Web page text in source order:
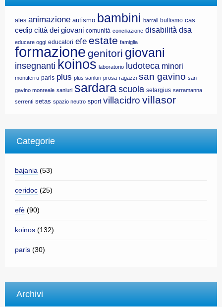
ales animazione autismo bambini barrali bullismo cas
cedip città dei giovani comunità conciliazione disabilità dsa
educare oggi educatori efe estate famiglia
formazione genitori giovani
insegnanti koinos laboratorio ludoteca minori
montiferru paris plus plus sanluri prosa ragazzi san gavino san
gavino monreale sanluri sardara scuola selargius serramanna
serrenti setas spazio neutro sport villacidro villasor
Categorie
bajania (53)
ceridoc (25)
efè (90)
koinos (132)
paris (30)
Archivi